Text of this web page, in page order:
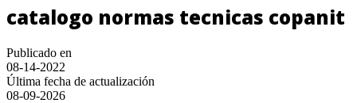
catalogo normas tecnicas copanit
Publicado en
08-14-2022
Última fecha de actualización
08-09-2026